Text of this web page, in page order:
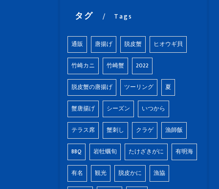
タグ Tags
通販 唐揚げ 脱皮蟹 ヒオウギ貝
竹崎カニ 竹崎蟹 2022
脱皮蟹の唐揚げ ツーリング 夏
蟹唐揚げ シーズン いつから
テラス席 蟹刺し クラゲ 漁師飯
BBQ 岩牡蠣旬 たけざきがに 有明海
有名 観光 脱皮かに 漁協